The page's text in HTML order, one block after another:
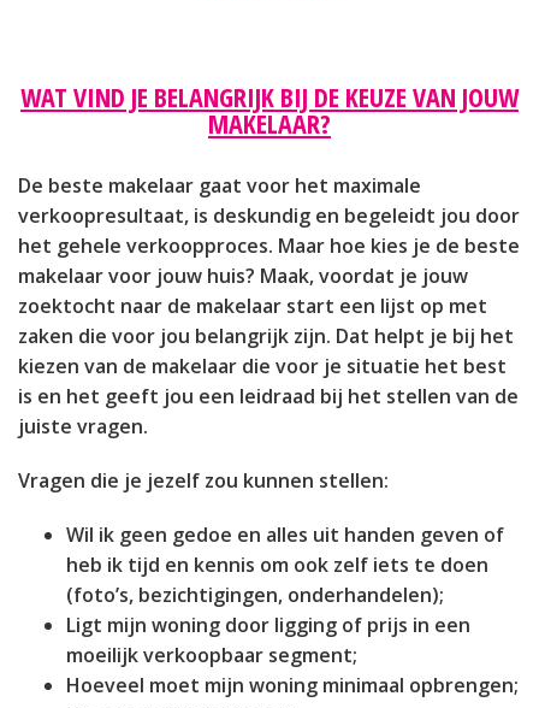
WAT VIND JE BELANGRIJK BIJ DE KEUZE VAN JOUW
MAKELAAR?
De beste makelaar gaat voor het maximale
verkoopresultaat, is deskundig en begeleidt jou door
het gehele verkoopproces. Maar hoe kies je de beste
makelaar voor jouw huis? Maak, voordat je jouw
zoektocht naar de makelaar start een lijst op met
zaken die voor jou belangrijk zijn. Dat helpt je bij het
kiezen van de makelaar die voor je situatie het best
is en het geeft jou een leidraad bij het stellen van de
juiste vragen.
Vragen die je jezelf zou kunnen stellen:
Wil ik geen gedoe en alles uit handen geven of
heb ik tijd en kennis om ook zelf iets te doen
(foto’s, bezichtigingen, onderhandelen);
Ligt mijn woning door ligging of prijs in een
moeilijk verkoopbaar segment;
Hoeveel moet mijn woning minimaal opbrengen;